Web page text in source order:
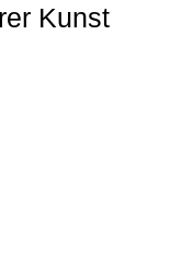
Kunst